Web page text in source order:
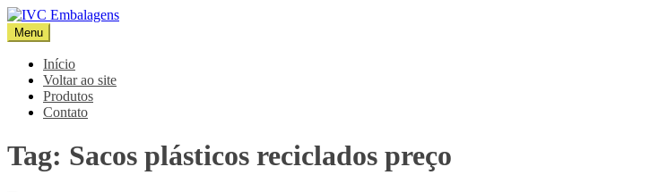
Pular
para
o
conteúdo
IVC Embalagens
Blog IVC
Menu
Início
Voltar ao site
Produtos
Contato
Tag: Sacos plásticos reciclados preço